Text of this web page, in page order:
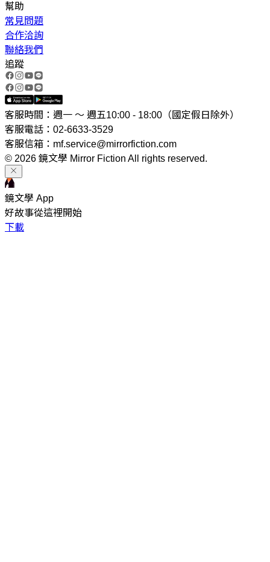
幫助
常見問題
合作洽詢
聯絡我們
追蹤
客服時間：週一 ～ 週五10:00 - 18:00（國定假日除外）
客服電話：02-6633-3529
客服信箱：mf.service@mirrorfiction.com
© 2026 鏡文學 Mirror Fiction All rights reserved.
鏡文學 App
好故事從這裡開始
下載